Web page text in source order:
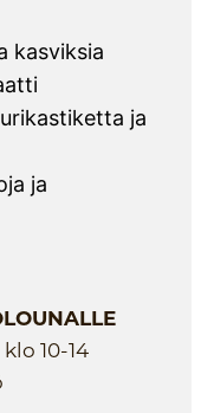
kasviksia
ja
ja
10-14